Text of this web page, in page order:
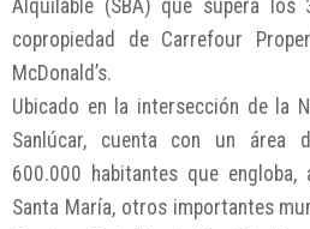
Alquilable (SBA) que supera los
copropiedad de Carrefour
McDonald’s.
Ubicado en la intersección de la
Sanlúcar, cuenta con un área
600.000 habitantes que
Santa María, otros importantes